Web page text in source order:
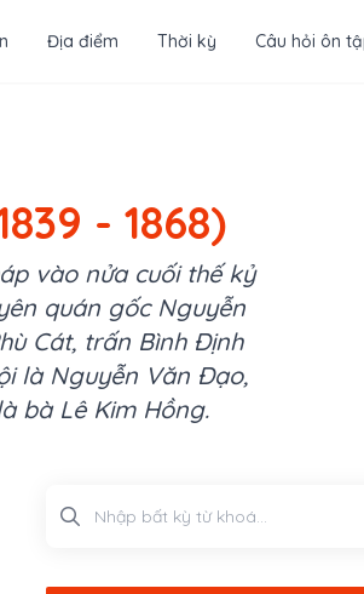
Địa điểm Thời kỳ Câu hỏi ôn
- 1868)
vào nửa cuối thế kỷ
quán gốc Nguyễn
Cát, trấn Bình Định
là Nguyễn Văn Đạo,
bà Lê Kim Hồng.